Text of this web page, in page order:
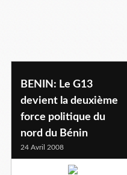
BENIN: Le G13
devient la deuxième
force politique du
nord du Bénin
24 Avril 2008